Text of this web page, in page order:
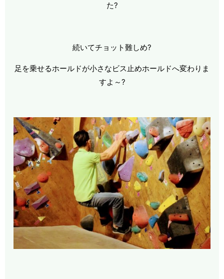
た?
続いてチョット難しめ?
足を乗せるホールドが小さなビス止めホールドへ変わりま
すよ～?